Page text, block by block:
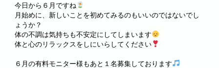
今日から６月ですね
月始めに、新しいことを初めてみるのもいいのではないでし
ょうか？
体の不調は気持ちも不安定にしてしまいます
体と心のリラックスをしにいらしてください
６月の有料モニター様もあと１名募集しております